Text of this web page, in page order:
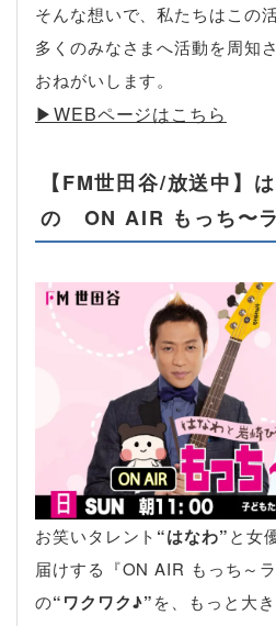
そんな想いで、私たちはこの
多くのみなさまへ活動を周知
おねがいします。
▶︎WEBページはこちら
【FM世田谷/放送中】
の ON AIR もっち〜
お笑いタレント “はなわ”と女
届けする『ON AIR もっち～
の“ワクワク♪”を、もっと大